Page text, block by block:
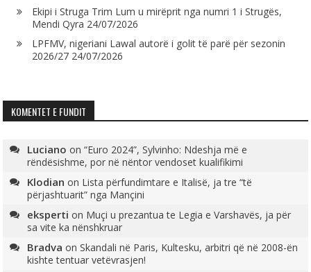
Ekipi i Struga Trim Lum u mirëprit nga numri 1 i Strugës,
Mendi Qyra 24/07/2026
LPFMV, nigeriani Lawal autorë i golit të parë për sezonin
2026/27 24/07/2026
KOMENTET E FUNDIT
Luciano on“Euro 2024”, Sylvinho: Ndeshja më e
rëndësishme, por në nëntor vendoset kualifikimi
Klodian on Lista përfundimtare e Italisë, ja tre “të
përjashtuarit” nga Mançini
eksperti on Muçi u prezantua te Legia e Varshavës, ja për
sa vite ka nënshkruar
Bradva onSkandali në Paris, Kultesku, arbitri që në 2008-ën
kishte tentuar vetëvrasjen!